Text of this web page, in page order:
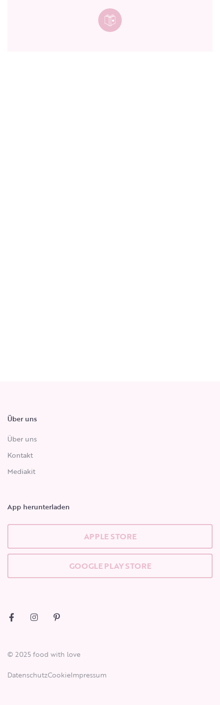
Über uns
Über uns
Kontakt
Mediakit
App herunterladen
APPLE STORE
GOOGLE PLAY STORE
© 2025 food with love
DatenschutzCookieImpressum